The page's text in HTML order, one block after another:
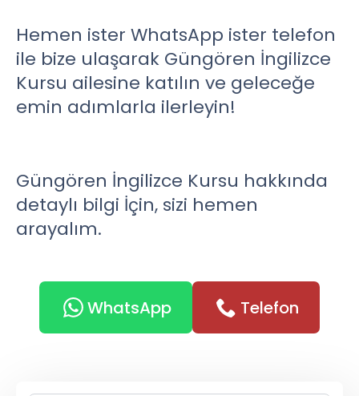
Hemen ister WhatsApp ister telefon
ile bize ulaşarak Güngören İngilizce
Kursu ailesine katılın ve geleceğe
emin adımlarla ilerleyin!
Güngören İngilizce Kursu hakkında
detaylı bilgi İçin, sizi hemen
arayalım.
WhatsApp Telefon